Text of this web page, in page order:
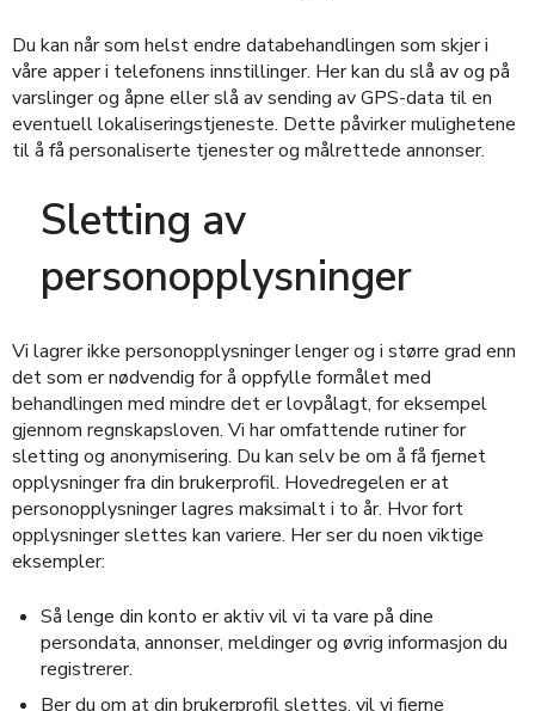
Du kan når som helst endre databehandlingen som skjer i
våre apper i telefonens innstillinger. Her kan du slå av og på
varslinger og åpne eller slå av sending av GPS-data til en
eventuell lokaliseringstjeneste. Dette påvirker mulighetene
til å få personaliserte tjenester og målrettede annonser.
Sletting av
personopplysninger
Vi lagrer ikke personopplysninger lenger og i større grad enn
det som er nødvendig for å oppfylle formålet med
behandlingen med mindre det er lovpålagt, for eksempel
gjennom regnskapsloven. Vi har omfattende rutiner for
sletting og anonymisering. Du kan selv be om å få fjernet
opplysninger fra din brukerprofil. Hovedregelen er at
personopplysninger lagres maksimalt i to år. Hvor fort
opplysninger slettes kan variere. Her ser du noen viktige
eksempler:
Så lenge din konto er aktiv vil vi ta vare på dine
persondata, annonser, meldinger og øvrig informasjon du
registrerer.
Ber du om at din brukerprofil slettes, vil vi fjerne